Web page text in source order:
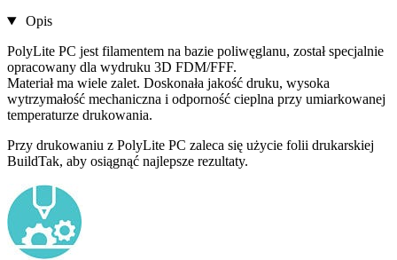
Opis
PolyLite PC jest filamentem na bazie poliwęglanu, został specjalnie
opracowany dla wydruku 3D FDM/FFF.
Materiał ma wiele zalet. Doskonała jakość druku, wysoka
wytrzymałość mechaniczna i odporność cieplna przy umiarkowanej
temperaturze drukowania.
Przy drukowaniu z PolyLite PC zaleca się użycie folii drukarskiej
BuildTak, aby osiągnąć najlepsze rezultaty.